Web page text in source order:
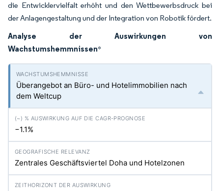
die Entwicklervielfalt erhöht und den Wettbewerbsdruck bei
der Anlagengestaltung und der Integration von Robotik fördert.
Analyse der Auswirkungen von
Wachstumshemmnissen*
Überangebot an Büro- und Hotelimmobilien nach
dem Weltcup
−1.1%
Zentrales Geschäftsviertel Doha und Hotelzonen